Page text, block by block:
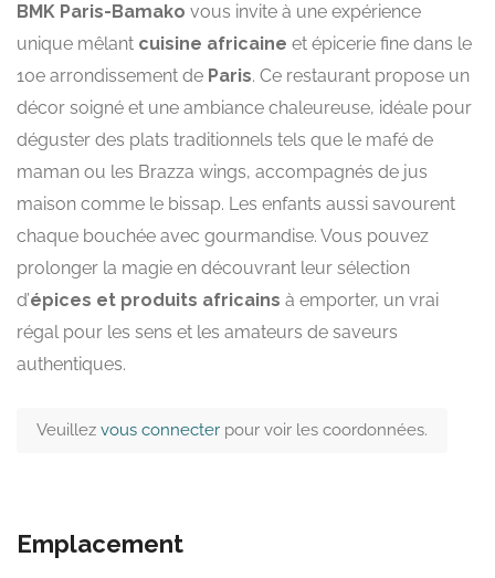
BMK Paris-Bamako vous invite à une expérience
unique mêlant cuisine africaine et épicerie fine dans le
10e arrondissement de Paris. Ce restaurant propose un
décor soigné et une ambiance chaleureuse, idéale pour
déguster des plats traditionnels tels que le mafé de
maman ou les Brazza wings, accompagnés de jus
maison comme le bissap. Les enfants aussi savourent
chaque bouchée avec gourmandise. Vous pouvez
prolonger la magie en découvrant leur sélection
d’épices et produits africains à emporter, un vrai
régal pour les sens et les amateurs de saveurs
authentiques.
Veuillez vous connecter pour voir les coordonnées.
Emplacement